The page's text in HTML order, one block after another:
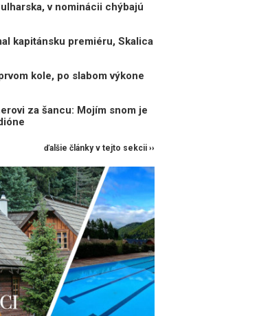
v nominácii chýbajú
kapitánsku premiéru, Skalica
kole, po slabom výkone
za šancu: Mojím snom je
ďalšie články v tejto sekcii ››